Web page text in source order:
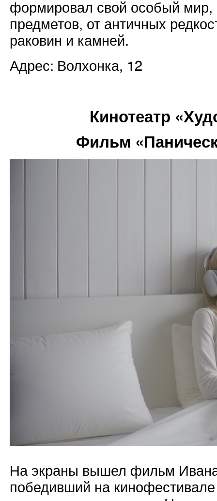
формировал свой особый
предметов, от античных
раковин и камней.
Адрес: Волхонка, 12
Кинотеатр
Фильм
На экраны вышел фильм
победивший на